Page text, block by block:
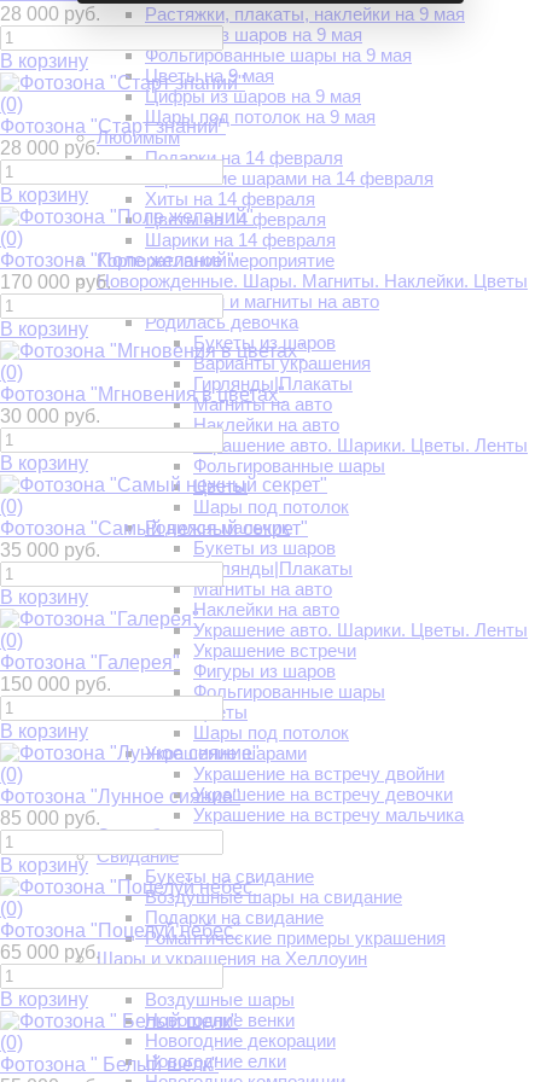
Растяжки, плакаты, наклейки на 9 мая
Фигуры из шаров на 9 мая
Фольгированные шары на 9 мая
Цветы на 9 мая
Цифры из шаров на 9 мая
Шары под потолок на 9 мая
Любимым
Подарки на 14 февраля
Украшение шарами на 14 февраля
Хиты на 14 февраля
Цветы на 14 февраля
Шарики на 14 февраля
Корпоративное мероприятие
Новорожденные. Шары. Магниты. Наклейки. Цветы
Наклейки и магниты на авто
Родилась девочка
Букеты из шаров
Варианты украшения
Гирлянды|Плакаты
Магниты на авто
Наклейки на авто
Украшение авто. Шарики. Цветы. Ленты
Фольгированные шары
Цветы
Шары под потолок
Родился мальчик
Букеты из шаров
Гирлянды|Плакаты
Магниты на авто
Наклейки на авто
Украшение авто. Шарики. Цветы. Ленты
Украшение встречи
Фигуры из шаров
Фольгированные шары
Цветы
Шары под потолок
Украшение шарами
Украшение на встречу двойни
Украшение на встречу девочки
Украшение на встречу мальчика
Свадьба
Свидание
Букеты на свидание
Воздушные шары на свидание
Подарки на свидание
Романтические примеры украшения
Шары и украшения на Хеллоуин
Воздушные шары
Новогодние венки
Новогодние декорации
Новогодние елки
28 000 руб.
В корзину
(0)
Фотозона "Старт знаний"
28 000 руб.
В корзину
(0)
Фотозона "Поле желаний"
170 000 руб.
В корзину
(0)
Фотозона "Мгновения в цветах"
30 000 руб.
В корзину
(0)
Фотозона "Самый нежный секрет"
35 000 руб.
В корзину
(0)
Фотозона "Галерея"
150 000 руб.
В корзину
(0)
Фотозона "Лунное сияние"
85 000 руб.
В корзину
(0)
Фотозона "Поцелуй небес"
65 000 руб.
В корзину
(0)
Фотозона " Белый шелк"